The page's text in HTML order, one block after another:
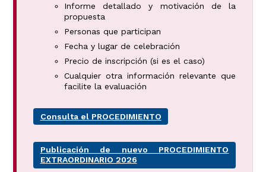
Informe detallado y motivación de la
propuesta
Personas que participan
Fecha y lugar de celebración
Precio de inscripción (si es el caso)
Cualquier otra información relevante que
facilite la evaluación
Consulta el PROCEDIMIENTO
Publicación de nuevo PROCEDIMIENTO
EXTRAORDINARIO 2026